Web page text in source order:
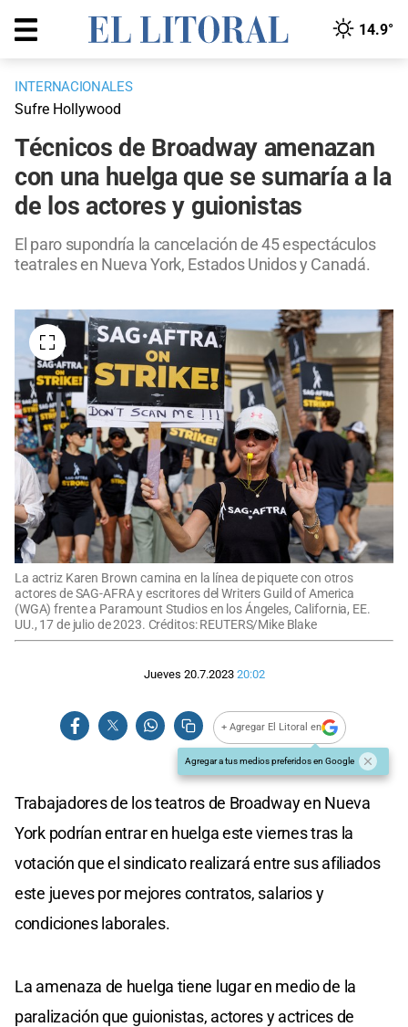
14.9°
INTERNACIONALES
Sufre Hollywood
Técnicos de Broadway amenazan
con una huelga que se sumaría a la
de los actores y guionistas
El paro supondría la cancelación de 45 espectáculos
teatrales en Nueva York, Estados Unidos y Canadá.
La actriz Karen Brown camina en la línea de piquete con otros
actores de SAG-AFRA y escritores del Writers Guild of America
(WGA) frente a Paramount Studios en los Ángeles, California, EE.
UU., 17 de julio de 2023. Créditos: REUTERS/Mike Blake
Jueves 20.7.2023 20:02
+ Agregar El Litoral en
Agregar a tus medios preferidos en Google
Trabajadores de los teatros de Broadway en Nueva
York podrían entrar en huelga este viernes tras la
votación que el sindicato realizará entre sus afiliados
este jueves por mejores contratos, salarios y
condiciones laborales.
La amenaza de huelga tiene lugar en medio de la
paralización que guionistas, actores y actrices de